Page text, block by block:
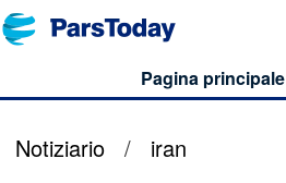
Pagina principale
Notiziario / iran